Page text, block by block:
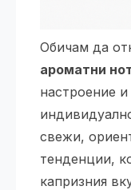
Обичам да
ароматни
настроение
свежи,
тенденции,
капризния